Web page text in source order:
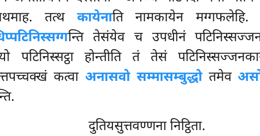
तत्थ कायेनाति नामकायेन
न्ति तेसंयेव च उपधीनं
पटिनिस्सट्ठा होन्तीति तं तेसं
कत्वा अनासवो सम्मासम्बुद्धोतमेव
दुतियसुत्तवण्णना निट्ठिता.